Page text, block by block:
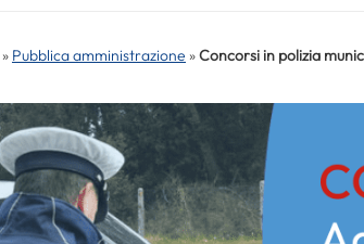
» Pubblica amministrazione »Concorsi in polizia